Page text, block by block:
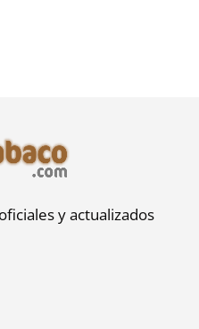
oficiales y actualizados